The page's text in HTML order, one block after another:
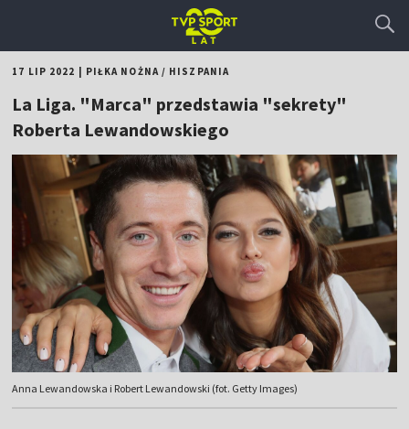
17 LIP 2022 PIŁKA NOŻNA/ HISZPANIA
La Liga. "Marca" przedstawia "sekrety"
Roberta Lewandowskiego
Anna Lewandowska i Robert Lewandowski (fot. Getty Images)